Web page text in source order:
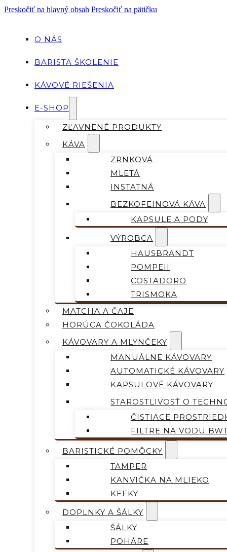
Preskočiť na hlavný obsah Preskočiť na pätičku
O NÁS
BARISTA ŠKOLENIE
KÁVOVÉ RIEŠENIA
E-SHOP
ZĽAVNENÉ PRODUKTY
KÁVA
ZRNKOVÁ
MLETÁ
INSTATNÁ
BEZKOFEINOVÁ KÁVA
KAPSULE A PODY
VÝROBCA
HAUSBRANDT
POMPEII
COSTADORO
TRISMOKA
MATCHA A ČAJE
HORÚCA ČOKOLÁDA
KÁVOVARY A MLYNČEKY
MANUÁLNE KÁVOVARY
AUTOMATICKÉ KÁVOVARY
KAPSULOVÉ KÁVOVARY
STAROSTLIVOSŤ O
ČISTIACE
FILTRE NA VODU
BARISTICKÉ POMÔCKY
TAMPER
KANVIČKA NA MLIEKO
KEFKY
DOPLNKY A ŠÁLKY
ŠÁLKY
POHÁRE